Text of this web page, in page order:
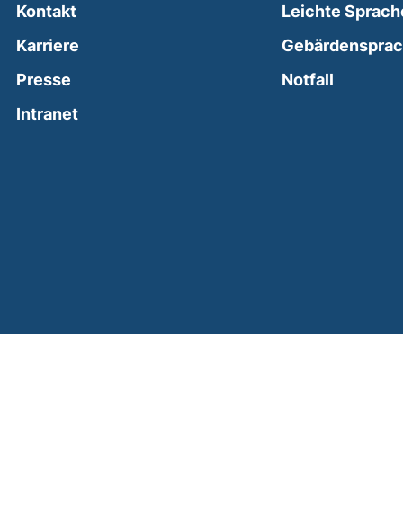
Kontakt
Karriere
Presse
Intranet(external link, opens in a new window)
Leichte
Notfall